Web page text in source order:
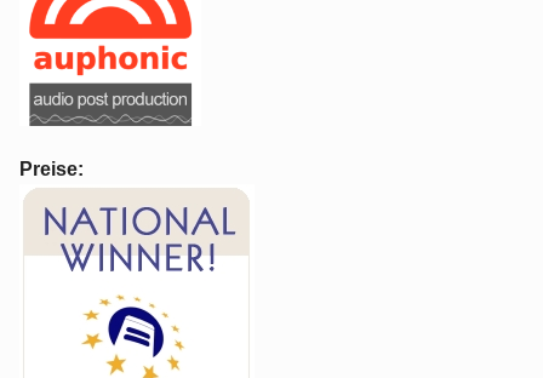
Preise: